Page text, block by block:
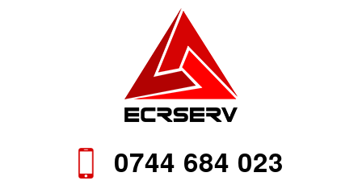
0744 684 023